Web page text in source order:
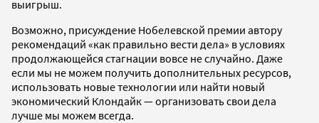
выигрыш.
Возможно, присуждение Нобелевской премии автору
рекомендаций «как правильно вести дела» в условиях
продолжающейся стагнации вовсе не случайно. Даже
если мы не можем получить дополнительных ресурсов,
использовать новые технологии или найти новый
экономический Клондайк — организовать свои дела
лучше мы можем всегда.